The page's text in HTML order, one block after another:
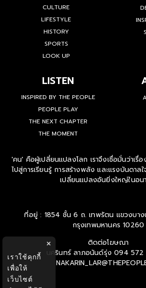
CULTURE
LIFESTYLE
HISTORY
SPORTS
LOOK UP
LISTEN
INSPIRED BY THE PEOPLE
PEOPLE PLAY
THE NEXT CHAPTER
THE MOMENT
'คน' คือผู้เปลี่ยนแปลงโลก เราจึงเชื่อมั่นว่าเรื่
ไปสู่การเรียนรู้ การสร้างพลัง และแรงบันดาล
เปลี่ยนแปลงอันยิ่งใหญ่ในอน
ที่อยู่ : 1854 ชั้น 6 ถ. เทพรัตน แขวงบาง
กรุงเทพมหานคร 10260
ติดต่อโฆษณา
นครินทร์ ลาภอนันด์รุ่ง 094
×
เราใช้คุกกี้
เพื่อให้
เว็บไซต์